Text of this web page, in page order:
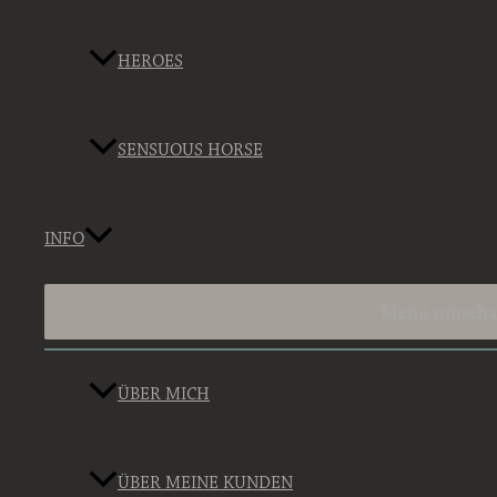
HEROES
SENSUOUS HORSE
INFO
ÜBER MICH
ÜBER MEINE KUNDEN